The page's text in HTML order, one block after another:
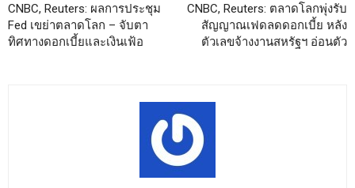
CNBC, Reuters: ผลการประชุม
Fed เขย่าตลาดโลก – จับตา
ทิศทางดอกเบี้ยและเงินเฟ้อ
CNBC, Reuters: ตลาดโลกพุ่งรับ
สัญญาณเฟดลดดอกเบี้ย หลัง
ตัวเลขจ้างงานสหรัฐฯ อ่อนตัว